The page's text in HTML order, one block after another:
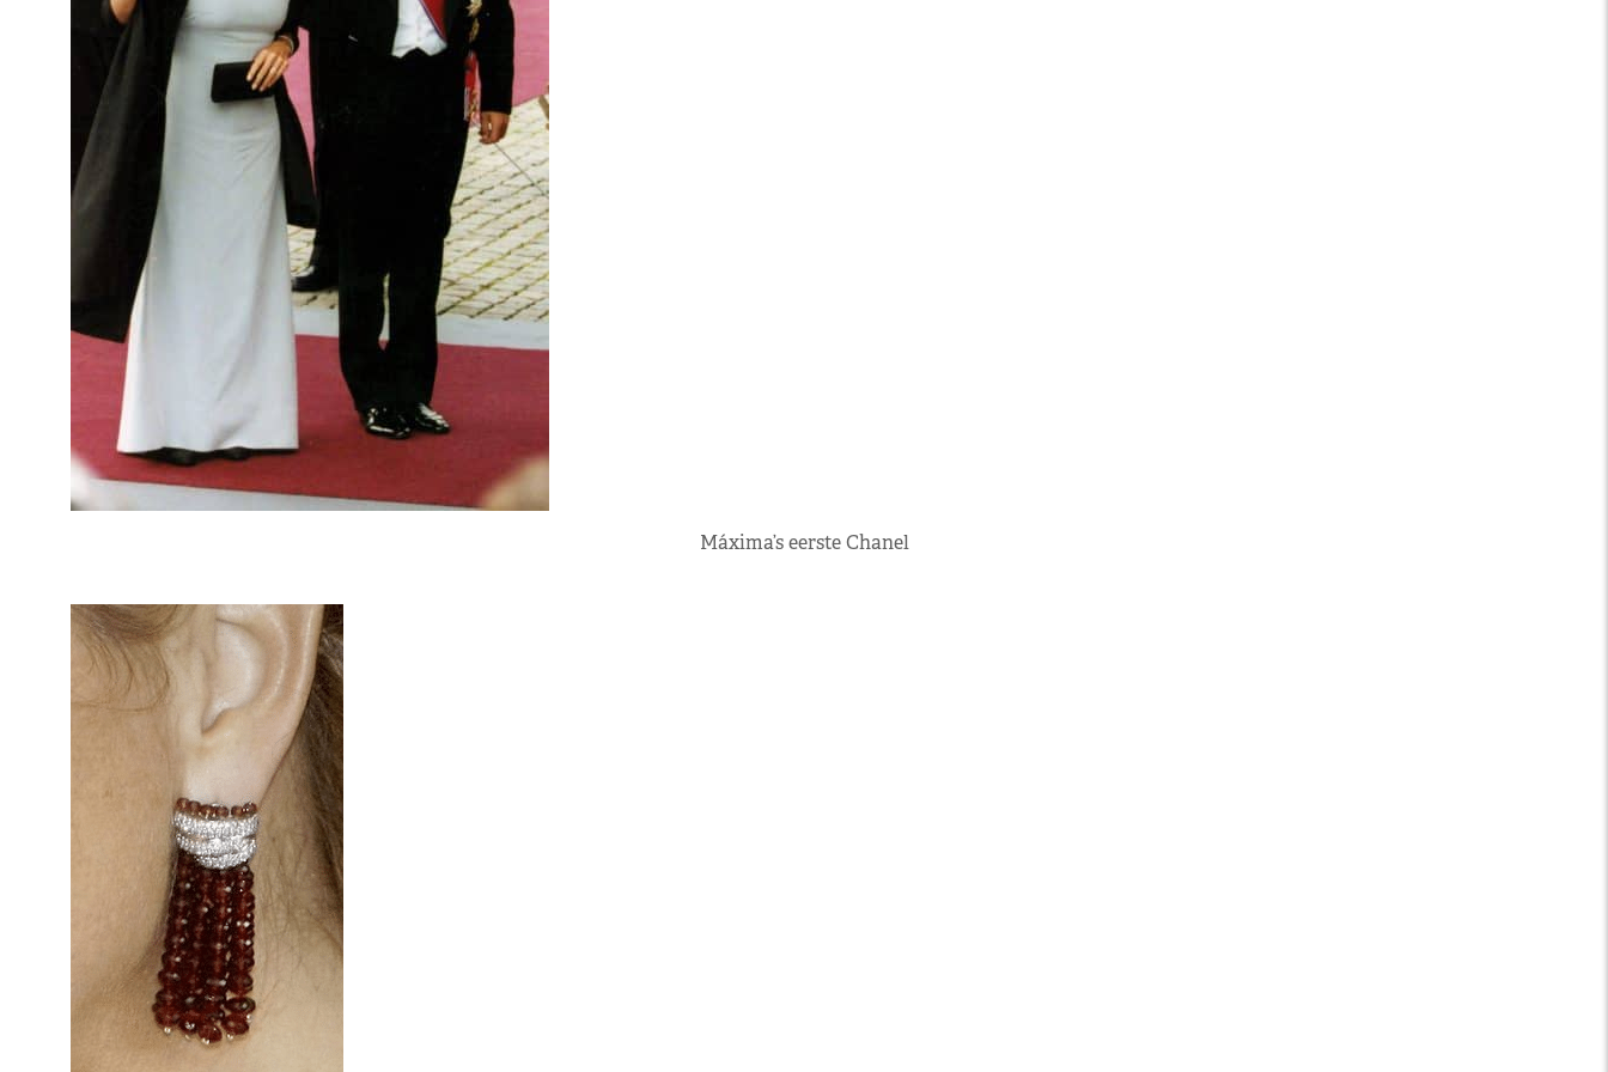
Máxima’s eerste Chanel